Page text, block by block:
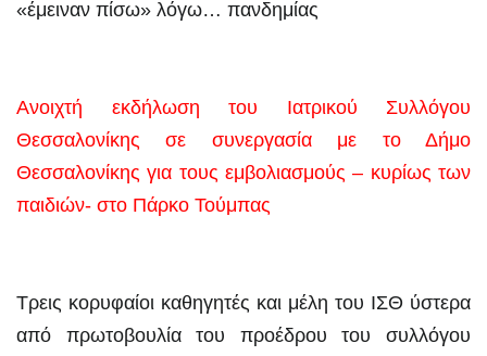
«έμειναν πίσω» λόγω… πανδημίας
Ανοιχτή εκδήλωση του Ιατρικού Συλλόγου
Θεσσαλονίκης σε συνεργασία με το Δήμο
Θεσσαλονίκης για τους εμβολιασμούς – κυρίως των
παιδιών- στο Πάρκο Τούμπας
Τρεις κορυφαίοι καθηγητές και μέλη του ΙΣΘ ύστερα
από πρωτοβουλία του προέδρου του συλλόγου